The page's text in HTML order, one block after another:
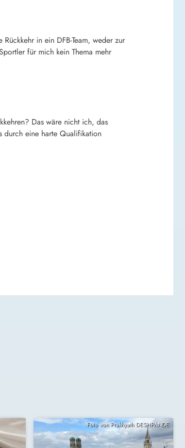
in ein DFB-Team, weder zur
für mich kein Thema mehr
Das wäre nicht ich, das
durch eine harte Qualifikation
Foto von Prakhyath DESHPANDE